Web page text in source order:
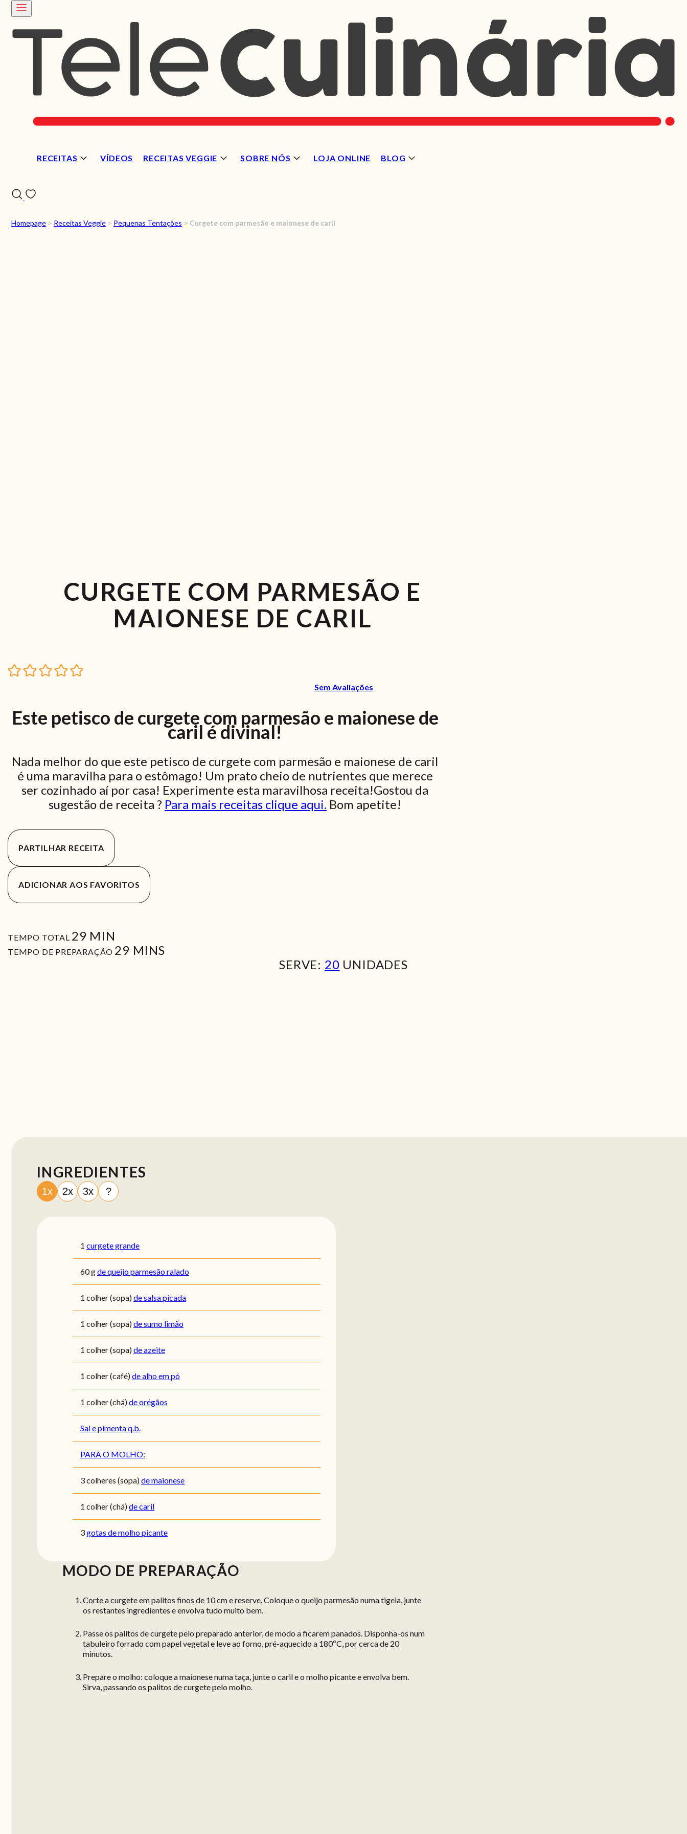
RECEITAS VÍDEOS RECEITAS VEGGIE SOBRE NÓS LOJA ONLINE BLOG
Homepage > Receitas Veggie > Pequenas Tentações > Curgete com parmesão e maionese de caril
CURGETE COM PARMESÃO E
MAIONESE DE CARIL
Sem Avaliações
Este petisco de curgete com parmesão e maionese de
caril é divinal!
Nada melhor do que este petisco de curgete com parmesão e maionese de caril
é uma maravilha para o estômago! Um prato cheio de nutrientes que merece
ser cozinhado aí por casa! Experimente esta maravilhosa receita!Gostou da
sugestão de receita ? Para mais receitas clique aqui. Bom apetite!
PARTILHAR RECEITA
ADICIONAR AOS FAVORITOS
TEMPO TOTAL 29MIN
MIN
TEMPO DE PREPARAÇÃO 29MIN
MINS
SERVE: 20 UNIDADES
INGREDIENTES
1x 2x 3x ?
1 curgete grande
60gde queijo parmesão ralado
1 colher (sopa)de salsa picada
1 colher (sopa)de sumo limão
1 colher (sopa)de azeite
1 colher (café)de alho em pó
1 colher (chá)de orégãos
Sal e pimenta q.b.
PARA O MOLHO:
3colheres (sopa)de maionese
1 colher (chá)de caril
3gotas de molho picante
MODO DE PREPARAÇÃO
Corte a curgete em palitos finos de 10 cm e reserve. Coloque o queijo parmesão numa tigela, junte
os restantes ingredientes e envolva tudo muito bem.
Passe os palitos de curgete pelo preparado anterior, de modo a ficarem panados. Disponha-os num
tabuleiro forrado com papel vegetal e leve ao forno, pré-aquecido a 180ºC, por cerca de 20
minutos.
Prepare o molho: coloque a maionese numa taça, junte o caril e o molho picante e envolva bem.
Sirva, passando os palitos de curgete pelo molho.